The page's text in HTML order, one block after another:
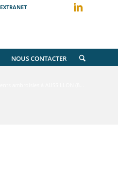
EXTRANET
NOUS CONTACTER